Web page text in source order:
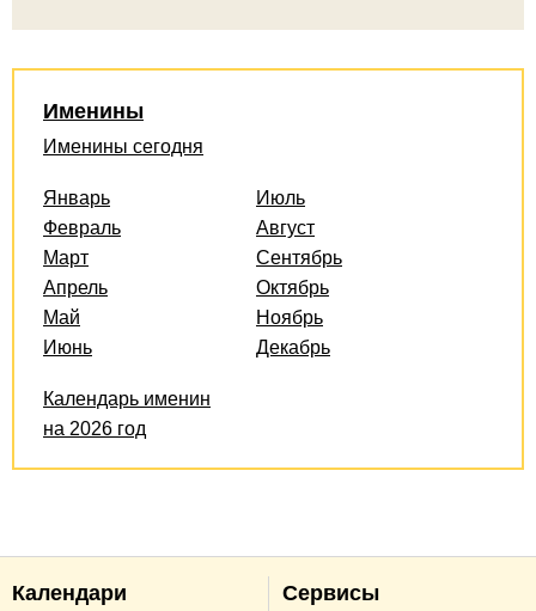
Именины
Именины сегодня
Январь
Февраль
Март
Апрель
Май
Июнь
Июль
Август
Сентябрь
Октябрь
Ноябрь
Декабрь
Календарь именин
на 2026 год
Календари Сервисы